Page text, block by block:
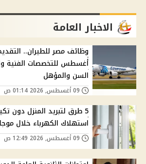
الاخبار العامة
أغسطس للتخصصات الفنية
السن والمؤهل
5 طرق لتبريد المنزل دون
استهلاك الكهرباء خلال